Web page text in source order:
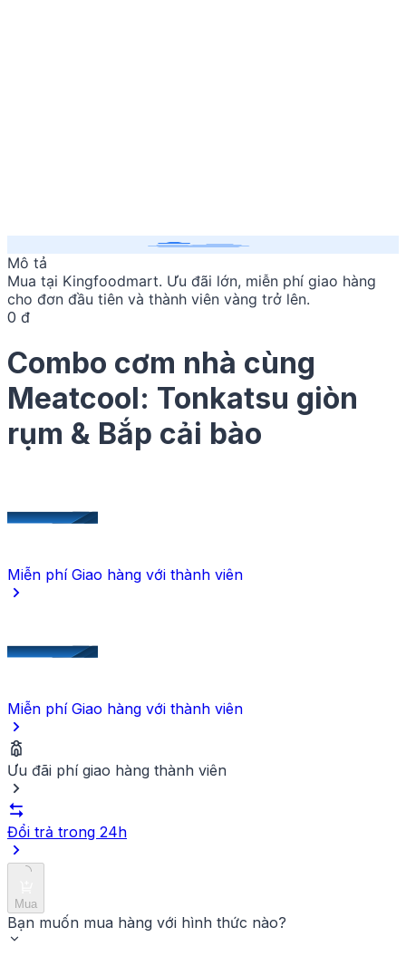
Mô tả
Mua tại Kingfoodmart. Ưu đãi lớn, miễn phí giao hàng
cho đơn đầu tiên và thành viên vàng trở lên.
0 đ
Combo cơm nhà cùng
Meatcool: Tonkatsu giòn
rụm & Bắp cải bào
Miễn phí Giao hàng với thành viên
Miễn phí Giao hàng với thành viên
Ưu đãi phí giao hàng thành viên
Đổi trả trong 24h
Mua
Bạn muốn mua hàng với hình thức nào?